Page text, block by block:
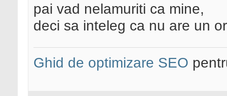
pai vad nelamuriti ca mine,
deci sa inteleg ca nu are un
Ghid de optimizare SEO